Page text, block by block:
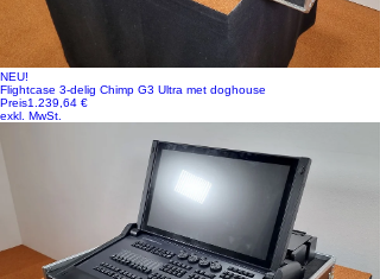
NEU!
Flightcase 3-delig Chimp G3 Ultra met doghouse
Preis1.239,64 €
exkl. MwSt.